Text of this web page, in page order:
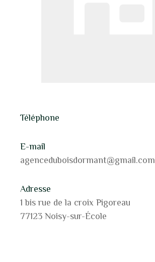
Téléphone
E-mail
agenceduboisdormant@gmail.com
Adresse
1 bis rue de la croix Pigoreau
77123 Noisy-sur-École